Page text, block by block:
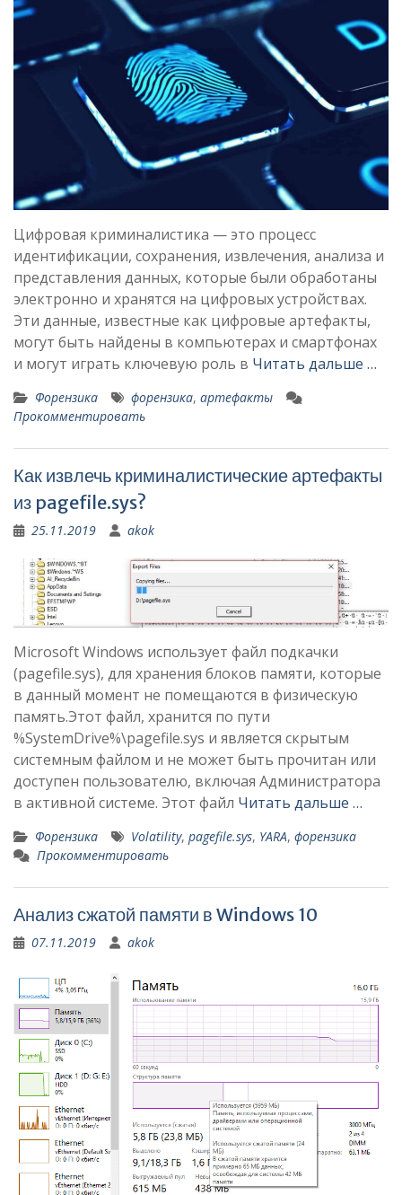
Цифровая криминалистика — это процесс
идентификации, сохранения, извлечения, анализа и
представления данных, которые были обработаны
электронно и хранятся на цифровых устройствах.
Эти данные, известные как цифровые артефакты,
могут быть найдены в компьютерах и смартфонах
и могут играть ключевую роль в Читать дальше …
Форензика форензика, артефакты
Прокомментировать
Как извлечь криминалистические артефакты
из pagefile.sys?
25.11.2019 akok
Microsoft Windows использует файл подкачки
(pagefile.sys), для хранения блоков памяти, которые
в данный момент не помещаются в физическую
память.Этот файл, хранится по пути
%SystemDrive%\pagefile.sys и является скрытым
системным файлом и не может быть прочитан или
доступен пользователю, включая Администратора
в активной системе. Этот файл Читать дальше …
Форензика Volatility, pagefile.sys, YARA, форензика
Прокомментировать
Анализ сжатой памяти в Windows 10
07.11.2019 akok